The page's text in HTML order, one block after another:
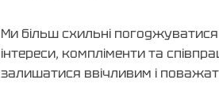
Ми більш схильні
інтереси, компліменти та
залишатися ввічливим і